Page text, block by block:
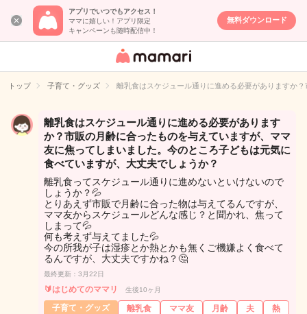
アプリでいつでもアクセス！
ママに嬉しい！アプリ限定
キャンペーンも随時配信中！
無料ダウンロード
女性専用匿名QA
イト
トップ 子育て・グッズ 離乳食はスケジュール通りに進める必要がありますか
離乳食はスケジュール通りに進める必要があります
か？市販の月齢に合ったものを与えていますが、ママ
友に焦ってしまいました。今のところ子どもは元気に
食べていますが、大丈夫でしょうか？
離乳食ってスケジュール通りに進めないといけないので
しょうか？💦
とりあえず市販で月齢に合った物は与えてるんですが、
ママ友からスケジュールどんな感じ？と聞かれ、焦って
しまって💦
何も考えず与えてました💦
今の所我が子は湿疹とか熱とかも無くご機嫌よく食べて
るんですが、大丈夫ですかね？🤔
最終更新：3月22日
🔰はじめてのママリ 生後10ヶ月
子育て・グッズ 離乳食 ママ友 月齢 夫 熱